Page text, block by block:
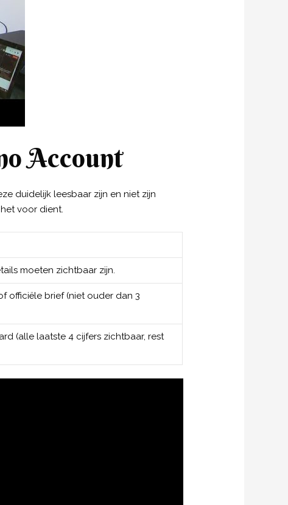
Account
duidelijk leesbaar zijn en niet zijn
voor dient.
moeten zichtbaar zijn.
officiële brief (niet ouder dan 3
(alle laatste 4 cijfers zichtbaar, rest